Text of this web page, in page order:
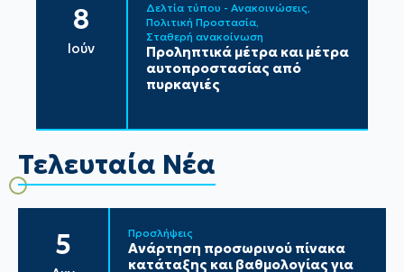
8
Ιούν
Δελτία τύπου - Ανακοινώσεις
Πολιτική Προστασία
Σταθερή ανακοίνωση
Προληπτικά μέτρα και μέτρα
αυτοπροστασίας από
πυρκαγιές
Τελευταία Νέα
5 Προσλήψεις
Ανάρτηση προσωρινού πίνακα
κατάταξης και βαθμολογίας για